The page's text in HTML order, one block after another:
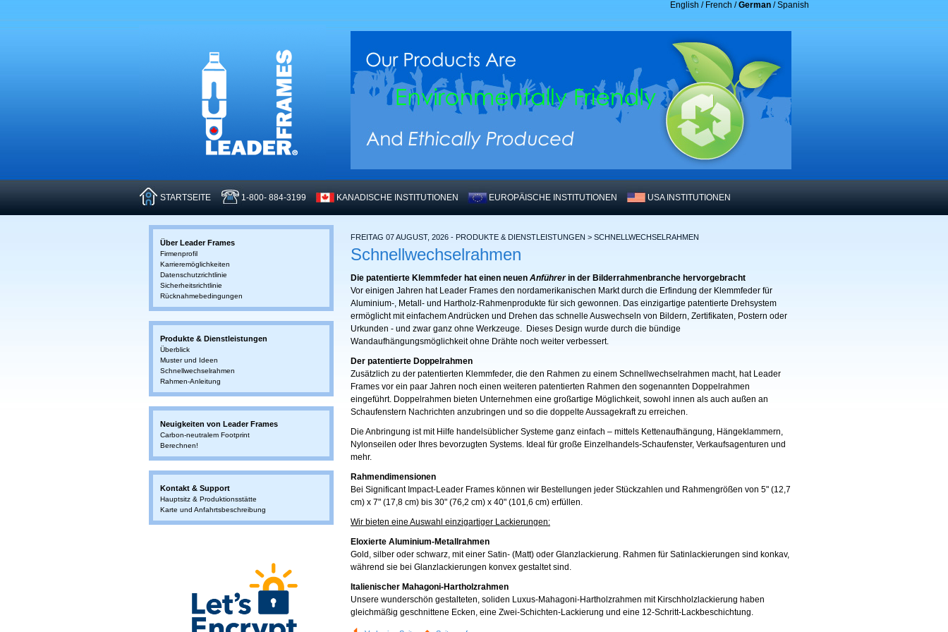
English / French /German /Spanish
STARTSEITE 1-800- 884-3199 KANADISCHE INSTITUTIONEN EUROPÄISCHE INSTITUTIONEN USA INSTITUTIONEN
FREITAG 07 AUGUST, 2026 - PRODUKTE & DIENSTLEISTUNGEN > SCHNELLWECHSELRAHMEN
Schnellwechselrahmen
Die patentierte Klemmfeder hat einen neuen Anführerin der Bilderrahmenbranche hervorgebracht
Vor einigen Jahren hat Leader Frames den nordamerikanischen Markt durch die Erfindung der Klemmfeder für
Aluminium-, Metall- und Hartholz-Rahmenprodukte für sich gewonnen. Das einzigartige patentierte Drehsystem
ermöglicht mit einfachem Andrücken und Drehen das schnelle Auswechseln von Bildern, Zertifikaten, Postern oder
Urkunden - und zwar ganz ohne Werkzeuge. Dieses Design wurde durch die bündige
Wandaufhängungsmöglichkeit ohne Drähte noch weiter verbessert.
Der patentierte Doppelrahmen
Zusätzlich zu der patentierten Klemmfeder, die den Rahmen zu einem Schnellwechselrahmen macht, hat Leader
Frames vor ein paar Jahren noch einen weiteren patentierten Rahmen den sogenannten Doppelrahmen
eingeführt. Doppelrahmen bieten Unternehmen eine großartige Möglichkeit, sowohl innen als auch außen an
Schaufenstern Nachrichten anzubringen und so die doppelte Aussagekraft zu erreichen.
Die Anbringung ist mit Hilfe handelsüblicher Systeme ganz einfach – mittels Kettenaufhängung, Hängeklammern,
Nylonseilen oder Ihres bevorzugten Systems. Ideal für große Einzelhandels-Schaufenster, Verkaufsagenturen und
mehr.
Rahmendimensionen
Bei Significant Impact-Leader Frames können wir Bestellungen jeder Stückzahlen und Rahmengrößen von 5" (12,7
cm) x 7" (17,8 cm) bis 30" (76,2 cm) x 40" (101,6 cm) erfüllen.
Wir bieten eine Auswahl einzigartiger Lackierungen:
Eloxierte Aluminium-Metallrahmen
Gold, silber oder schwarz, mit einer Satin- (Matt) oder Glanzlackierung. Rahmen für Satinlackierungen sind konkav,
während sie bei Glanzlackierungen konvex gestaltet sind.
Italienischer Mahagoni-Hartholzrahmen
Unsere wunderschön gestalteten, soliden Luxus-Mahagoni-Hartholzrahmen mit Kirschholzlackierung haben
gleichmäßig geschnittene Ecken, eine Zwei-Schichten-Lackierung und eine 12-Schritt-Lackbeschichtung.
Über Leader Frames
Firmenprofil
Karrieremöglichkeiten
Datenschutzrichtlinie
Sicherheitsrichtlinie
Rücknahmebedingungen
Produkte & Dienstleistungen
Überblick
Muster und Ideen
Schnellwechselrahmen
Rahmen-Anleitung
Neuigkeiten von Leader Frames
Carbon-neutralem Footprint
Berechnen!
Kontakt & Support
Hauptsitz & Produktionsstätte
Karte und Anfahrtsbeschreibung